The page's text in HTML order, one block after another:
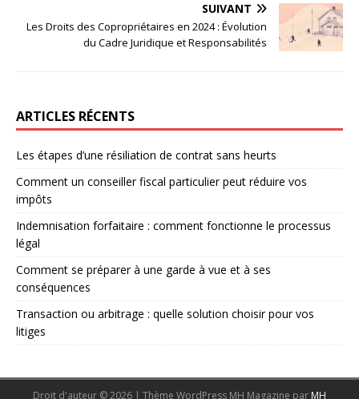
SUIVANT
Les Droits des Copropriétaires en 2024 : Évolution
du Cadre Juridique et Responsabilités
ARTICLES RÉCENTS
Les étapes d’une résiliation de contrat sans heurts
Comment un conseiller fiscal particulier peut réduire vos
impôts
Indemnisation forfaitaire : comment fonctionne le processus
légal
Comment se préparer à une garde à vue et à ses
conséquences
Transaction ou arbitrage : quelle solution choisir pour vos
litiges
Droit d'auteur © 2026 | Thème WordPress MH Magazine par MH